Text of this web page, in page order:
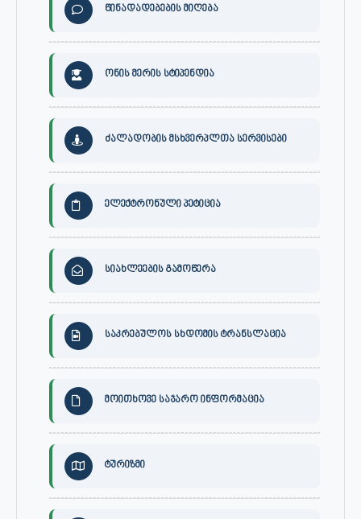
წინადადებების მიღება
ონის მერის სტიპენდია
ძალადობის მსხვერპლთა სერვისები
ელექტრონული პეტიცია
სიახლეების გამოწერა
საკრებულოს სხდომის ტრანსლაცია
მოითხოვე საჯარო ინფორმაცია
ტურიზმი